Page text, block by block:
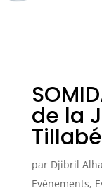
de la
par Djibril
Evénements,